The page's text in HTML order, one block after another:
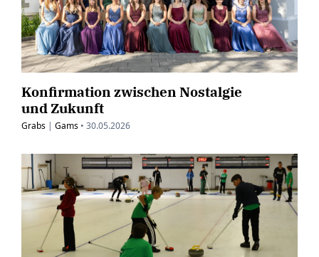
Konfirmation zwischen Nostalgie
und Zukunft
Grabs | Gams • 30.05.2026